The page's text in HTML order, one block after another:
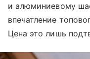
и алюминиевому
впечатление
Цена это лишь